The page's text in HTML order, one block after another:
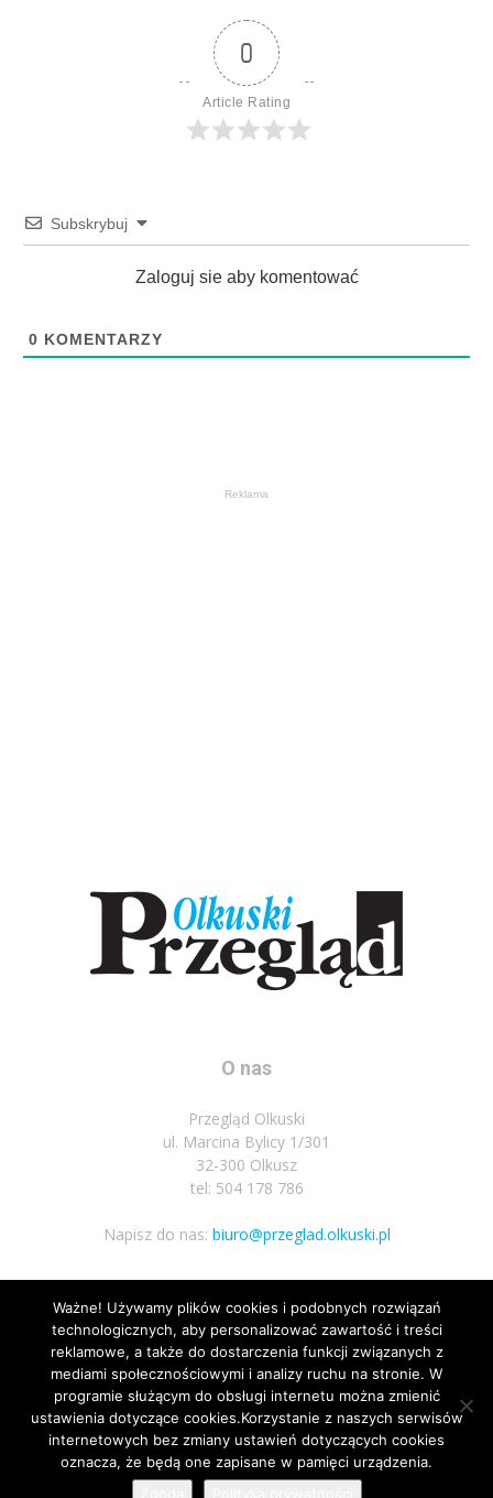
0
Article Rating
Subskrybuj
Zaloguj sie aby komentować
0 KOMENTARZY
Reklama
O nas
Przegląd Olkuski
ul. Marcina Bylicy 1/301
32-300 Olkusz
tel: 504 178 786
Napisz do nas: biuro@przeglad.olkuski.pl
Podążaj za nami
Nota prawna Polityka prywatnosci Kariera Regulamin
Ważne! Używamy plików cookies i podobnych rozwiązań
technologicznych, aby personalizować zawartość i treści
reklamowe, a także do dostarczenia funkcji związanych z
mediami społecznościowymi i analizy ruchu na stronie. W
programie służącym do obsługi internetu można zmienić
ustawienia dotyczące cookies.Korzystanie z naszych serwisów
internetowych bez zmiany ustawień dotyczących cookies
oznacza, że będą one zapisane w pamięci urządzenia.